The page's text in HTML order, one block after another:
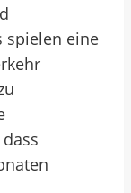
spielen eine